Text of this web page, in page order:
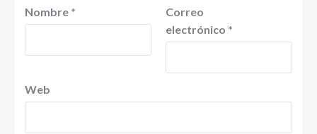
Nombre *
Correo
electrónico *
Web